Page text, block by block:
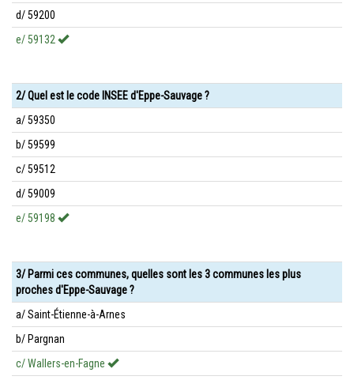
d/ 59200
e/ 59132
2/ Quel est le code INSEE d'Eppe-Sauvage ?
a/ 59350
b/ 59599
c/ 59512
d/ 59009
e/ 59198
3/ Parmi ces communes, quelles sont les 3 communes les plus
proches d'Eppe-Sauvage ?
a/ Saint-Étienne-à-Arnes
b/ Pargnan
c/ Wallers-en-Fagne